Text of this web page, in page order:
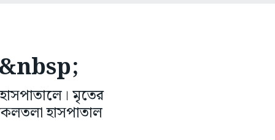
&nbsp;
মৃতের
হাসপাতাল